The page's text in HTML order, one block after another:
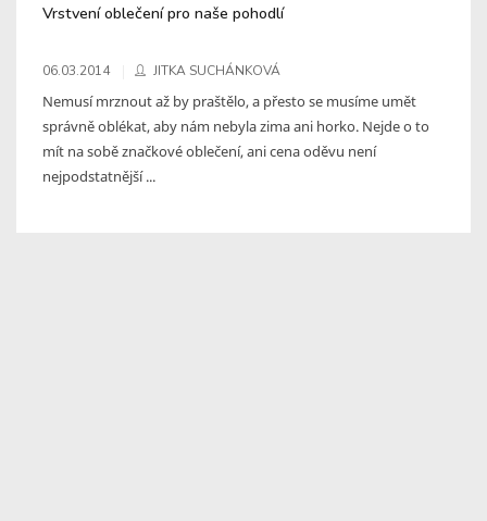
Vrstvení oblečení pro naše pohodlí
06.03.2014 JITKA SUCHÁNKOVÁ
Nemusí mrznout až by praštělo, a přesto se musíme umět
správně oblékat, aby nám nebyla zima ani horko. Nejde o to
mít na sobě značkové oblečení, ani cena oděvu není
nejpodstatnější ...